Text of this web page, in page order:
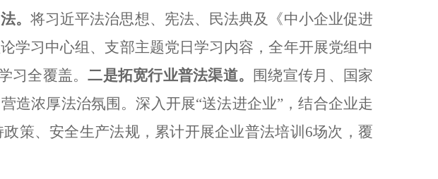
。 将习近平法治思想、宪法、民法典及《中小企业促进
学习中心组、支部主题党日学习内容，全年开展党组中
习全覆盖。二是拓宽行业普法渠道。
围绕宣传月、国家
造浓厚法治氛围。深入开展“送法进企业”，结合企业走
策、安全生产法规，累计开展企业普法培训6场次，覆